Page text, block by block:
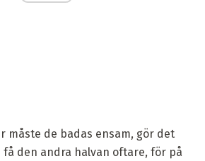
måste de badas ensam, gör det
den andra halvan oftare, för på